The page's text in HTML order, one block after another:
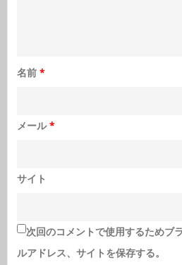
名前 *
メール*
サイト
次回のコメントで使用するためブ
ルアドレス、サイトを保存する。